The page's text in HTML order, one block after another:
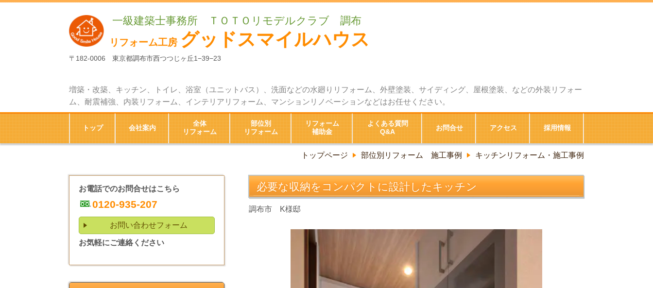
一級建築士事務所 ＴＯＴＯリモデルクラブ 調布
リフォーム工房 グッドスマイルハウス
〒182-0006 東京都調布市西つつじヶ丘1−39−23
増築・改築、キッチン、トイレ、浴室（ユニットバス）、洗面などの水廻りリフォーム、外壁塗装、サイディング、屋根塗装、などの外装リフォー
ム、耐震補強、内装リフォーム、インテリアリフォーム、マンションリノベーションなどはお任せください。
トップ 会社案内
全体
リフォーム
部位別
リフォーム
リフォーム
補助金
よくある質問
Q&A
お問合せ アクセス 採用情報
トップページ 部位別リフォーム 施工事例 キッチンリフォーム・施工事例
必要な収納をコンパクトに設計したキッチン
調布市 K様邸
お電話でのお問合せはこちら
0120-935-207
お問い合わせフォーム
お気軽にご連絡ください